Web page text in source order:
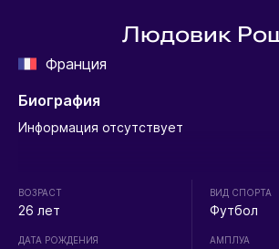
Людовик
Франция
Биография
Информация отсутствует
ВОЗРАСТ
26 лет
ДАТА РОЖДЕНИЯ
ВИД СПОРТА
Футбол
АМПЛУА